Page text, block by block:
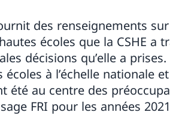
des renseignements
écoles que la CSHE a
décisions qu’elle a
à l’échelle nationale
été au centre des
FRI pour les années